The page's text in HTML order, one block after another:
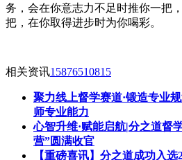
务，会在你意志力不足时推你一把
把，在你取得进步时为你喝彩。
相关资讯15876510815
聚力线上督学赛道·锻造专业
师专业能力
心智升维·赋能启航|分之道督
营”圆满收官
【重磅喜讯】分之道成功入